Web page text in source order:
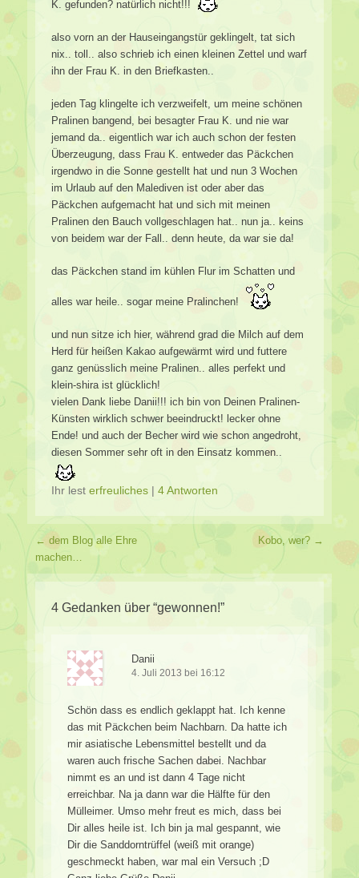
K. gefunden? natürlich nicht!!!
also vorn an der Hauseingangstür geklingelt, tat sich
nix.. toll.. also schrieb ich einen kleinen Zettel und warf
ihn der Frau K. in den Briefkasten..
jeden Tag klingelte ich verzweifelt, um meine schönen
Pralinen bangend, bei besagter Frau K. und nie war
jemand da.. eigentlich war ich auch schon der festen
Überzeugung, dass Frau K. entweder das Päckchen
irgendwo in die Sonne gestellt hat und nun 3 Wochen
im Urlaub auf den Malediven ist oder aber das
Päckchen aufgemacht hat und sich mit meinen
Pralinen den Bauch vollgeschlagen hat.. nun ja.. keins
von beidem war der Fall.. denn heute, da war sie da!
das Päckchen stand im kühlen Flur im Schatten und
alles war heile.. sogar meine Pralinchen!
und nun sitze ich hier, während grad die Milch auf dem
Herd für heißen Kakao aufgewärmt wird und futtere
ganz genüsslich meine Pralinen.. alles perfekt und
klein-shira ist glücklich!
vielen Dank liebe Danii!!! ich bin von Deinen Pralinen-
Künsten wirklich schwer beeindruckt! lecker ohne
Ende! und auch der Becher wird wie schon angedroht,
diesen Sommer sehr oft in den Einsatz kommen..
Ihr lest erfreuliches | 4 Antworten
Beitragsverzeichnis
← dem Blog alle Ehre
machen…
Kobo, wer? →
4 Gedanken über “gewonnen!”
Danii
4. Juli 2013 bei 16:12
Schön dass es endlich geklappt hat. Ich kenne
das mit Päckchen beim Nachbarn. Da hatte ich
mir asiatische Lebensmittel bestellt und da
waren auch frische Sachen dabei. Nachbar
nimmt es an und ist dann 4 Tage nicht
erreichbar. Na ja dann war die Hälfte für den
Mülleimer. Umso mehr freut es mich, dass bei
Dir alles heile ist. Ich bin ja mal gespannt, wie
Dir die Sanddorntrüffel (weiß mit orange)
geschmeckt haben, war mal ein Versuch ;D